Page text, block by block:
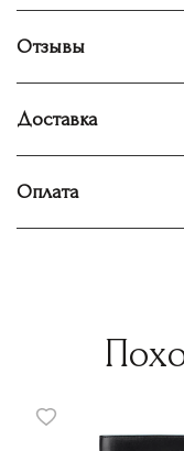
Отзывы
Доставка
Оплата